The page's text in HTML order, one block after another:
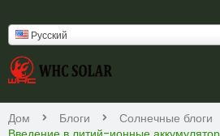
Русский
Дом Блоги
Солнечные блоги